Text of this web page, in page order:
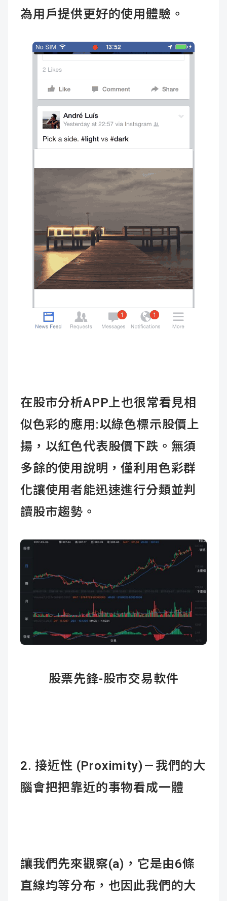
為用戶提供更好的使用體驗。
在股市分析APP上也很常看見相
似色彩的應用:以綠色標示股價上
揚，以紅色代表股價下跌。無須
多餘的使用說明，僅利用色彩群
化讓使用者能迅速進行分類並判
讀股市趨勢。
股票先鋒-股市交易軟件
2.接近性 (Proximity) — 我們的大
腦會把把靠近的事物看成一體
讓我們先來觀察(a)，它是由6條
直線均等分布，也因此我們的大